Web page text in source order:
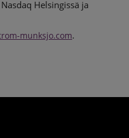
Helsingissä ja
munksjo.com.